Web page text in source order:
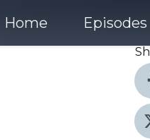
Home Episodes